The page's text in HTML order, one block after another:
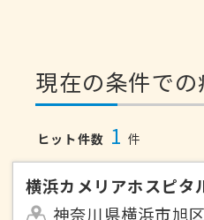
現在の条件で
ヒット件数 1 件
横浜カメリアホスピタ
神奈川県横浜市旭